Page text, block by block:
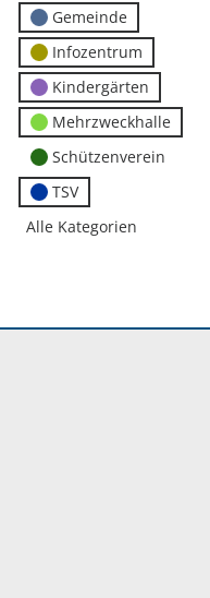
Gemeinde
Infozentrum
Kindergärten
Mehrzweckhalle
Schützenverein
TSV
Alle Kategorien